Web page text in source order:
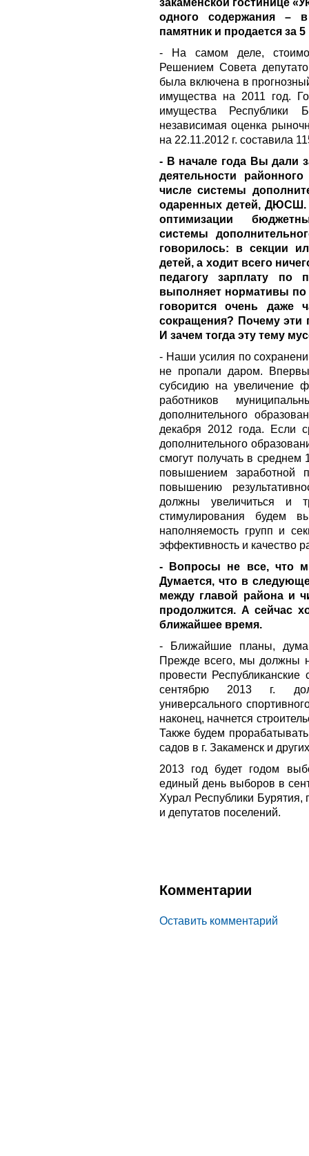
одного содержания – в
памятник и продается за
- На самом деле,
Решением Совета
была включена в
имущества на 2011 год.
имущества Республики
независимая оценка
на 22.11.2012 г. составила
- В начале года Вы дали
деятельности
числе системы
одаренных детей, ДЮСШ.
оптимизации
системы
говорилось: в секции
детей, а ходит всего
педагогу зарплату по
выполняет нормативы
говорится очень даже
сокращения? Почему эти
И зачем тогда эту тему
- Наши усилия по
не пропали даром.
субсидию на увеличение
работников
дополнительного
декабря 2012 года. Если
дополнительного
смогут получать в
повышением заработной
повышению
должны увеличиться и
стимулирования будем
наполняемость групп и
эффективность и качество
- Вопросы не все, что
Думается, что в
между главой района и
продолжится. А сейчас
ближайшее время.
- Ближайшие планы,
Прежде всего, мы должны
провести
сентябрю 2013 г.
универсального
наконец, начнется
Также будем
садов в г. Закаменск и
2013 год будет годом
единый день выборов в
Хурал Республики Бурятия,
и депутатов поселений.
Комментарии
Оставить комментарий